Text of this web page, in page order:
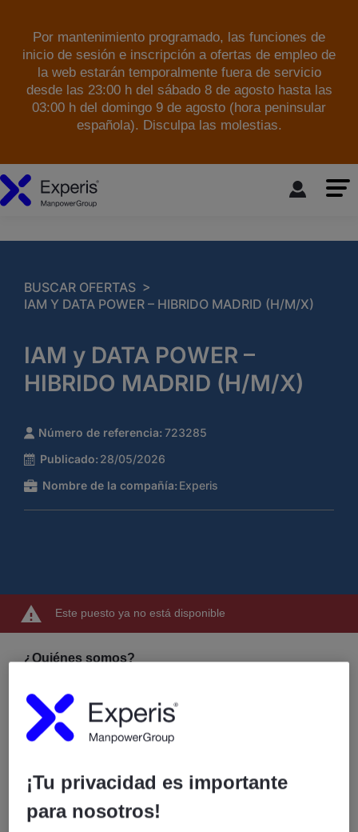
Por mantenimiento programado, las funciones de
inicio de sesión e inscripción a ofertas de empleo de
la web estarán temporalmente fuera de servicio
desde las 23:00 h del sábado 8 de agosto hasta las
03:00 h del domingo 9 de agosto (hora peninsular
española). Disculpa las molestias.
BUSCAR OFERTAS >
IAM Y DATA POWER – HIBRIDO MADRID (H/M/X)
IAM y DATA POWER –
HIBRIDO MADRID (H/M/X)
Número de referencia: 723285
Publicado: 28/05/2026
Nombre de la compañía: Experis
Este puesto ya no está disponible
¿Quiénes somos?
Experis, somos una compañía especializada en servicios
profesionales y gestión de proyectos IT asociados a
nuestras 3 prácticas: Business Transformation, Cloud &
combinamos nuestras soluciones tecnológicas con las
habilidades más demandadas del mercado. Además,
proporcionamos formación especializada asociada a las
¡Tu privacidad es importante
para nosotros!